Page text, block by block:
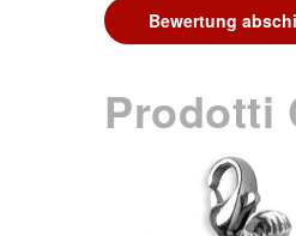
Bewertung
Prodotti